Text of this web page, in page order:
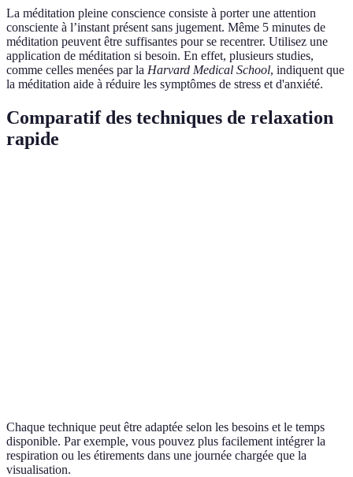
La méditation pleine conscience consiste à porter une attention
consciente à l’instant présent sans jugement. Même 5 minutes de
méditation peuvent être suffisantes pour se recentrer. Utilisez une
application de méditation si besoin. En effet, plusieurs studies,
comme celles menées par la Harvard Medical School, indiquent que
la méditation aide à réduire les symptômes de stress et d'anxiété.
Comparatif des techniques de relaxation
rapide
Chaque technique peut être adaptée selon les besoins et le temps
disponible. Par exemple, vous pouvez plus facilement intégrer la
respiration ou les étirements dans une journée chargée que la
visualisation.